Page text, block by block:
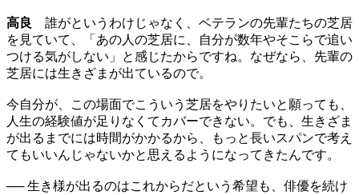
高良
誰がというわけじゃなく、ベテランの先輩たちの芝居
を見ていて、「あの人の芝居に、自分が数年やそこらで追い
つける気がしない」と感じたからですね。なぜなら、先輩の
芝居には生きざまが出ているので。
今自分が、この場面でこういう芝居をやりたいと願っても、
人生の経験値が足りなくてカバーできない。でも、生きざま
が出るまでには時間がかかるから、もっと長いスパンで考え
てもいいんじゃないかと思えるようになってきたんです。
── 生き様が出るのはこれからだという希望も、俳優を続け